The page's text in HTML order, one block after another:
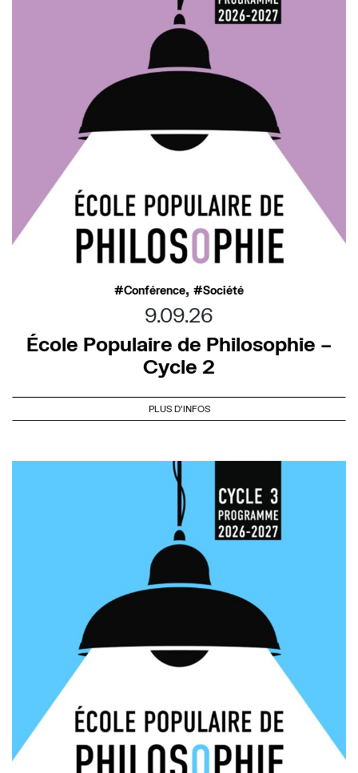
Conférence, Société
9.09.26
École Populaire de Philosophie –
Cycle 2
PLUS D'INFOS